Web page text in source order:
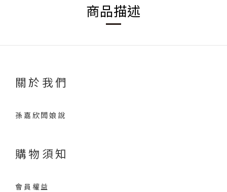
商品描述
關於我們
孫嘉欣闆娘說
購物須知
會員權益